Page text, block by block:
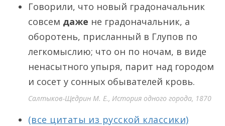
Говорили, что новый градоначальник
совсем даже не градоначальник, а
оборотень, присланный в Глупов по
легкомыслию; что он по ночам, в виде
ненасытного упыря, парит над городом
и сосет у сонных обывателей кровь.
Салтыков-Щедрин М. Е., История одного города, 1870
(все цитаты из русской классики)